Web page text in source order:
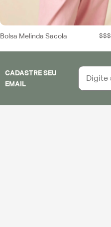
Bolsa Melinda Sacola $$$
CADASTRE SEU
EMAIL